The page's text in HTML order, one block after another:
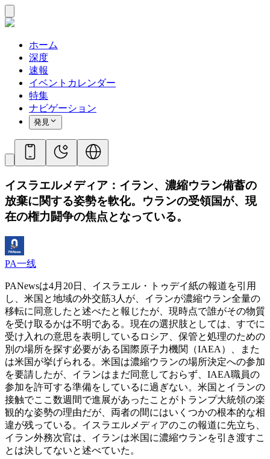
ホーム
深度
速報
イベントカレンダー
特集
ナビゲーション
発見
イスラエルメディア：イラン、濃縮ウラン備蓄の
放棄に関する姿勢を軟化。ウランの受領国が、現
在の権力闘争の焦点となっている。
PA一线
PANewsは4月20日、イスラエル・トゥデイ紙の報道を引用
し、米国と地域の外交筋3人が、イランが濃縮ウラン全量の
移転に同意したと述べたと報じたが、現時点で誰がその物質
を受け取るかは不明である。現在の選択肢としては、すでに
受け入れの意思を表明しているロシア、保管と処理のための
別の場所を探す必要がある国際原子力機関（IAEA）、また
は米国が挙げられる。米国は濃縮ウランの場所決定への参加
を要請したが、イランはまだ同意しておらず、IAEA職員の
参加を許可する準備をしているに過ぎない。米国とイランの
接触でここ数週間で進展があったことがトランプ大統領の楽
観的な姿勢の理由だが、両者の間にはいくつかの根本的な相
違が残っている。イスラエルメディアのこの報道に先立ち、
イラン外務次官は、イランは米国に濃縮ウランを引き渡すこ
とは決してないと述べていた。